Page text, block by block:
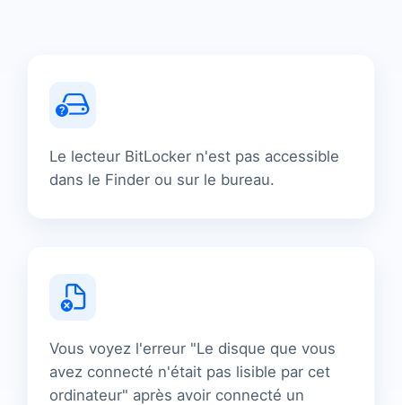
Le lecteur BitLocker n'est pas accessible
dans le Finder ou sur le bureau.
Vous voyez l'erreur "Le disque que vous
avez connecté n'était pas lisible par cet
ordinateur" après avoir connecté un